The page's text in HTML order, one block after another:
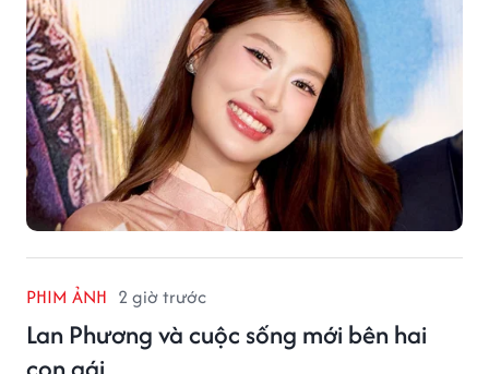
PHIM ẢNH 2 giờ trước
Lan Phương và cuộc sống mới bên hai